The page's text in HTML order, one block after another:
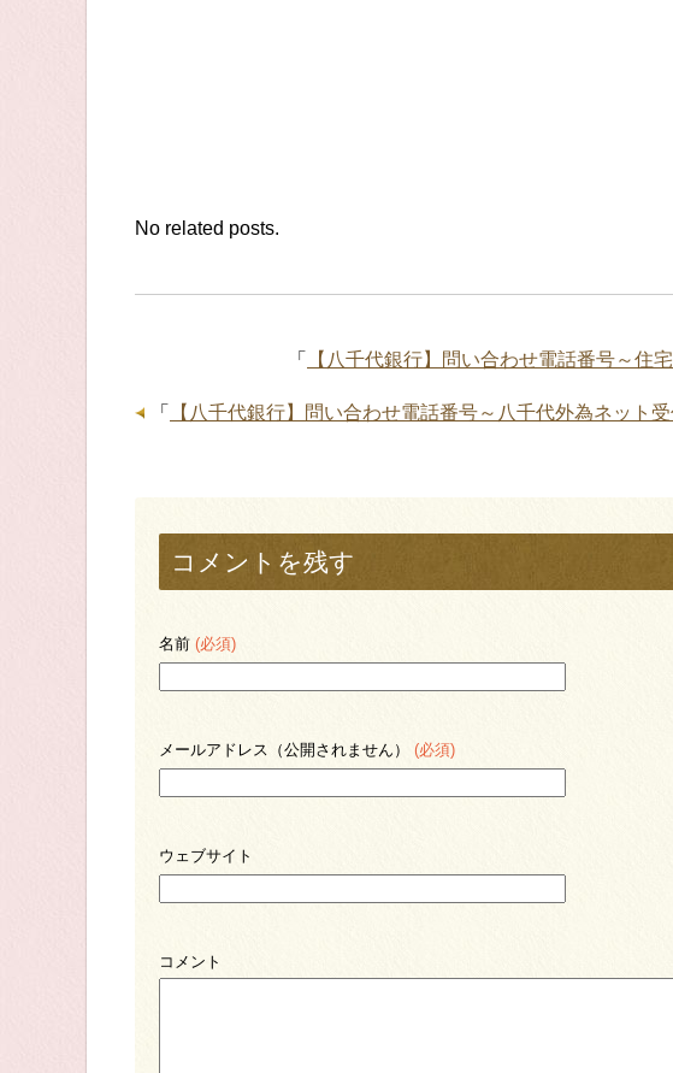
No related posts.
「 【八千代銀行】問い合わせ電話番号～住
「 【八千代銀行】問い合わせ電話番号～八千代外為ネット
コメントを残す
名前 (必須)
メールアドレス（公開されません） (必須)
ウェブサイト
コメント